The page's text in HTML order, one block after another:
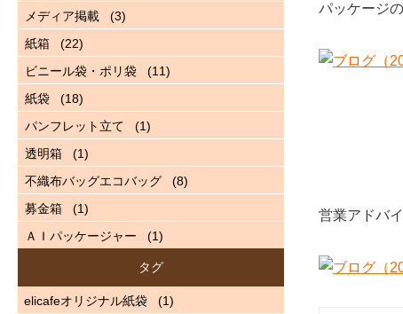
パッケージ
営業アドバ
メディア掲載
(3)
紙箱
(22)
ビニール袋・ポリ袋
(11)
紙袋
(18)
パンフレット立て
(1)
透明箱
(1)
不織布バッグエコバッグ
(8)
募金箱
(1)
ＡＩパッケージャー
(1)
タグ
elicafeオリジナル紙袋
(1)